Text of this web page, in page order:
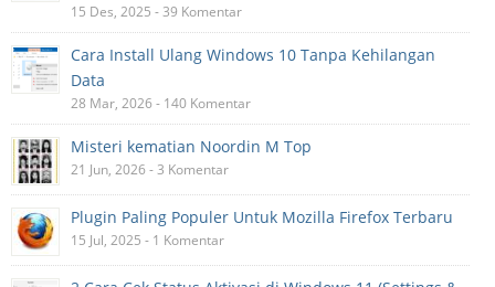
15 Des, 2025 - 39 Komentar
Cara Install Ulang Windows 10 Tanpa Kehilangan
Data
28 Mar, 2026 - 140 Komentar
Misteri kematian Noordin M Top
21 Jun, 2026 - 3 Komentar
Plugin Paling Populer Untuk Mozilla Firefox Terbaru
15 Jul, 2025 - 1 Komentar